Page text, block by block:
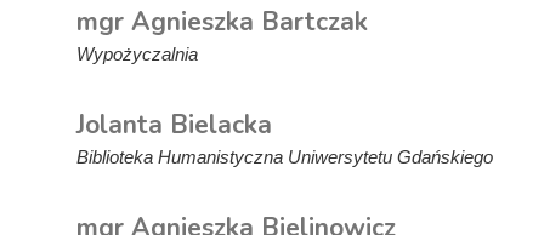
mgr Agnieszka Bartczak
Wypożyczalnia
Jolanta Bielacka
Biblioteka Humanistyczna Uniwersytetu Gdańskiego
mgr Agnieszka Bielinowicz